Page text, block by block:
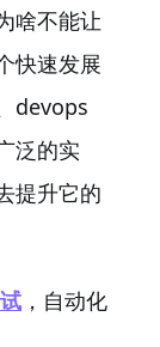
啥不能让
快速发展
devops
泛的实
提升它的
，自动化